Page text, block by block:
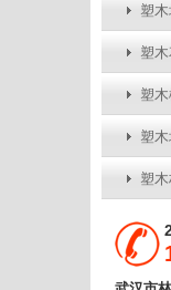
塑
塑
塑
塑木
塑